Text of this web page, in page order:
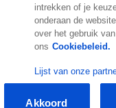
België
Locatie
intrekken of je
onderaan de
over het gebruik
ons Cookiebeleid.
Lijst van onze
Akkoord